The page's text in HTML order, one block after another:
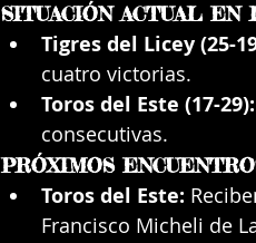
SITUACIÓN ACTUAL EN
Tigres del Licey (25-
cuatro victorias.
Toros del Este (17-29):
consecutivas.
PRÓXIMOS
Toros del Este:
Francisco Micheli de